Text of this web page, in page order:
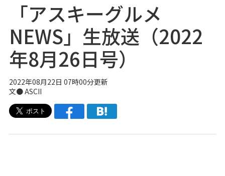
「アスキーグルメ
NEWS」生放送（2022
年8月26日号）
2022年08月22日 07時00分更新
文● ASCII